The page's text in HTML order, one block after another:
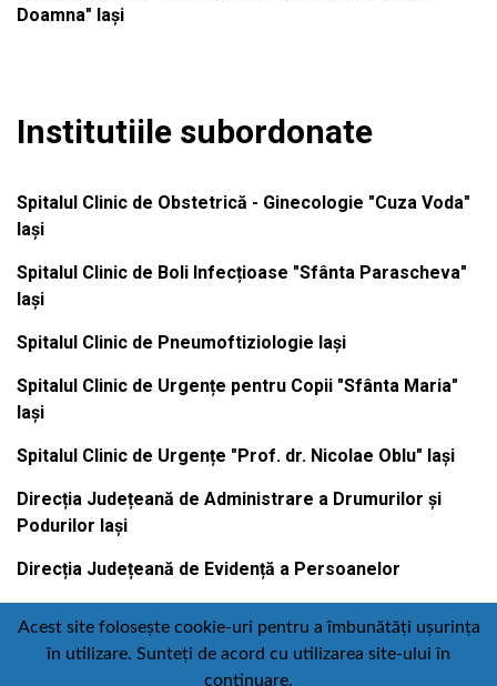
Doamna" Iași
Institutiile subordonate
Spitalul Clinic de Obstetrică - Ginecologie "Cuza Voda"
Iași
Spitalul Clinic de Boli Infecțioase "Sfânta Parascheva"
Iași
Spitalul Clinic de Pneumoftiziologie Iași
Spitalul Clinic de Urgențe pentru Copii "Sfânta Maria"
Iași
Spitalul Clinic de Urgențe "Prof. dr. Nicolae Oblu" Iași
Direcția Județeană de Administrare a Drumurilor și
Podurilor Iași
Direcția Județeană de Evidență a Persoanelor
Contact Politică de confidențialitate
Acest site folosește cookie-uri pentru a îmbunătăți ușurința
în utilizare. Sunteți de acord cu utilizarea site-ului în
continuare.